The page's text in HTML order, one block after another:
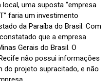
uma suposta “empresa
faria um investimento
da Paraíba do Brasil. Com
que a empresa
Gerais do Brasil. O
não possui informações
do projeto supracitado, e não